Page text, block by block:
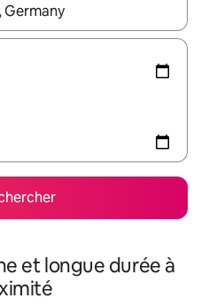
utilisez les flèches vers le
et longue durée à